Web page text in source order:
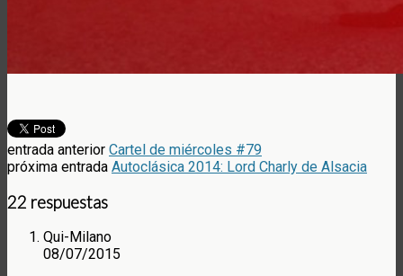
entrada anterior Cartel de miércoles #79
próxima entrada Autoclásica 2014: Lord Charly de Alsacia
22 respuestas
Qui-Milano
08/07/2015